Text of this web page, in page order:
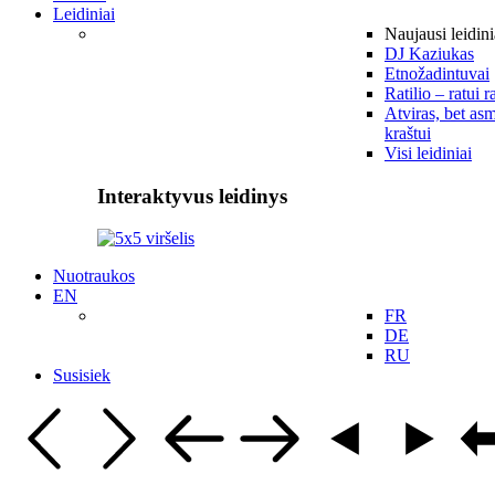
Leidiniai
Naujausi
DJ Kaziukas
Etnožadintuvai
Ratilio – ratui
Atviras, bet
kraštui
Visi leidiniai
Interaktyvus leidinys
Nuotraukos
EN
FR
DE
RU
Susisiek